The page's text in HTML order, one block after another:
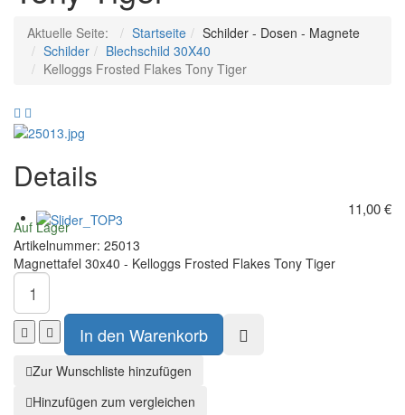
Aktuelle Seite: Startseite
Schilder - Dosen - Magnete
Schilder
Blechschild 30X40
Kelloggs Frosted Flakes Tony Tiger
Life
Begins
Coffee
Davidson
Details
11,00 €
Auf Lager
Artikelnummer: 25013
Magnettafel 30x40 - Kelloggs Frosted Flakes Tony Tiger
Zur Wunschliste hinzufügen
Hinzufügen zum vergleichen